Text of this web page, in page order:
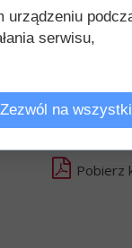
Pobierz
K63Z
K63
WYSOKOŚĆ
urządzeniu
serwisu,
Zezwól na